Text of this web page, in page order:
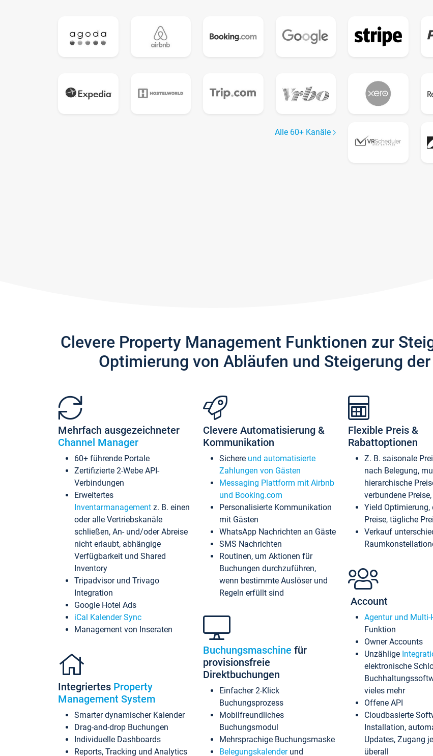
Alle 60+ Kanäle
Clevere Property Management Funktionen zur
Optimierung von Abläufen und Steigerung
Mehrfach ausgezeichneter
Channel Manager
60+ führende Portale
Zertifizierte 2-Webe API-
Verbindungen
Erweitertes
Inventarmanagement z. B. einen
oder alle Vertriebskanäle
schließen, An- und/oder Abreise
nicht erlaubt, abhängige
Verfügbarkeit und Shared
Inventory
Tripadvisor und Trivago
Integration
Google Hotel Ads
iCal Kalender Sync
Management von Inseraten
Integriertes Property
Management System
Smarter dynamischer Kalender
Drag-and-drop Buchungen
Individuelle Dashboards
Reports, Tracking und Analytics
Clevere Automatisierung &
Kommunikation
Sichere und automatisierte
Zahlungen von Gästen
Messaging Plattform mit Airbnb
und Booking.com
Personalisierte Kommunikation
mit Gästen
WhatsApp Nachrichten an Gäste
SMS Nachrichten
Routinen, um Aktionen für
Buchungen durchzuführen,
wenn bestimmte Auslöser und
Regeln erfüllt sind
Buchungsmaschine für
provisionsfreie
Direktbuchungen
Einfacher 2-Klick
Buchungsprozess
Mobilfreundliches
Buchungsmodul
Mehrsprachige Buchungsmaske
Belegungskalenderund
Flexible Preis &
Rabattoptionen
Z. B. saisonale
nach Belegung,
hierarchische
verbundene
Yield
Preise, tägliche
Verkauf
Account
Agentur und Multi-
Funktion
Owner Accounts
Unzählige
elektronische
vieles mehr
Offene API
Cloudbasierte
Installation,
Updates, Zugang
überall